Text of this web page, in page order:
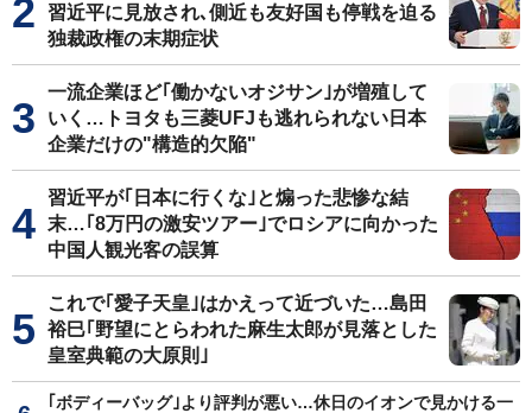
習近平に見放され､側近も友好国も停戦を迫る
独裁政権の末期症状
一流企業ほど｢働かないオジサン｣が増殖して
いく…トヨタも三菱UFJも逃れられない日本
企業だけの"構造的欠陥"
習近平が｢日本に行くな｣と煽った悲惨な結
末…｢8万円の激安ツアー｣でロシアに向かった
中国人観光客の誤算
これで｢愛子天皇｣はかえって近づいた…島田
裕巳｢野望にとらわれた麻生太郎が見落とした
皇室典範の大原則｣
｢ボディーバッグ｣より評判が悪い…休日のイオンで見かける一